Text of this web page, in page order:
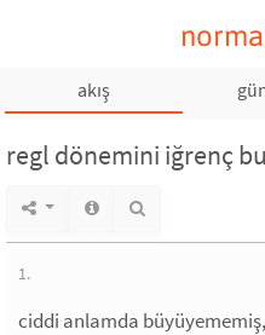
akış
regl dönemini iğrenç
1.
ciddi anlamda